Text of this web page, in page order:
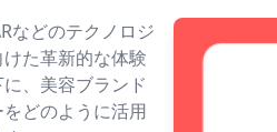
などのテクノロジ
た革新的な体験
、美容ブランド
どのように活用